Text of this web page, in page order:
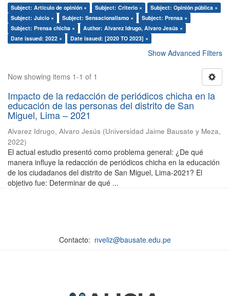
Subject: Artículo de opinión × Subject: Criterio ×
Subject: Opinión pública ×
Subject: Juicio ×
Subject: Sensacionalismo ×
Subject: Prensa ×
Subject: Prensa chicha ×
Author: Alvarez Idrugo, Alvaro Jesús ×
Date issued: 2022 ×
Date issued: [2020 TO 2023] ×
Show Advanced Filters
Now showing items 1-1 of 1
Impacto de la redacción de periódicos chicha en la
educación de las personas del distrito de San
Miguel, Lima – 2021
Alvarez Idrugo, Alvaro Jesús (Universidad Jaime Bausate y Meza,
2022)
El actual estudio presentó como problema general: ¿De qué
manera influye la redacción de periódicos chicha en la educación
de los ciudadanos del distrito de San Miguel, Lima-2021? El
objetivo fue: Determinar de qué ...
Contacto: nveliz@bausate.edu.pe